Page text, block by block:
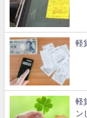
軽
軽
ン